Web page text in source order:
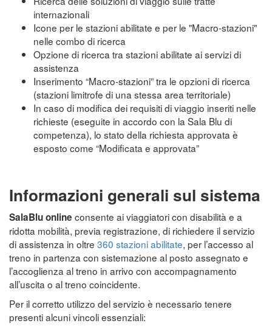
internazionali
Icone per le stazioni abilitate e per le "Macro-stazioni"
nelle combo di ricerca
Opzione di ricerca tra stazioni abilitate ai servizi di
assistenza
Inserimento “Macro-stazioni” tra le opzioni di ricerca
(stazioni limitrofe di una stessa area territoriale)
In caso di modifica dei requisiti di viaggio inseriti nelle
richieste (eseguite in accordo con la Sala Blu di
competenza), lo stato della richiesta approvata è
esposto come “Modificata e approvata”
Informazioni generali sul sistema
SalaBlu online consente ai viaggiatori con disabilità e a
ridotta mobilità, previa registrazione, di richiedere il servizio
di assistenza in oltre 360 stazioni abilitate, per l’accesso al
treno in partenza con sistemazione al posto assegnato e
l’accoglienza al treno in arrivo con accompagnamento
all’uscita o al treno coincidente.
Per il corretto utilizzo del servizio è necessario tenere
presenti alcuni vincoli essenziali: